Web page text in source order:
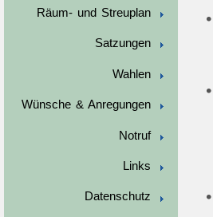
Räum- und Streuplan
Satzungen
Wahlen
Wünsche & Anregungen
Notruf
Links
Datenschutz